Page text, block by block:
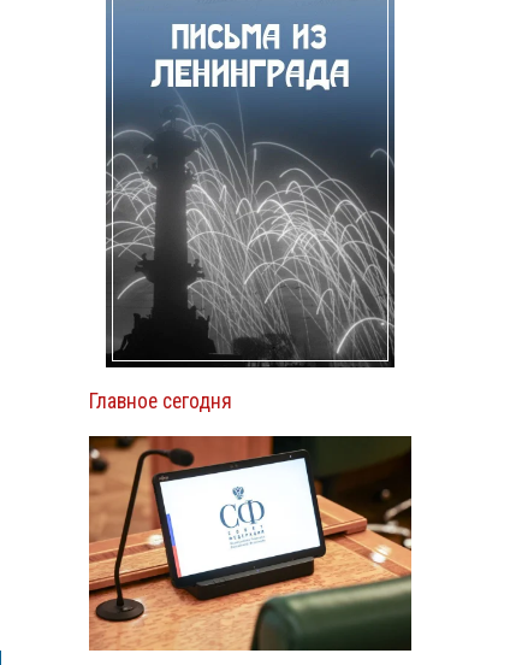
Главное сегодня